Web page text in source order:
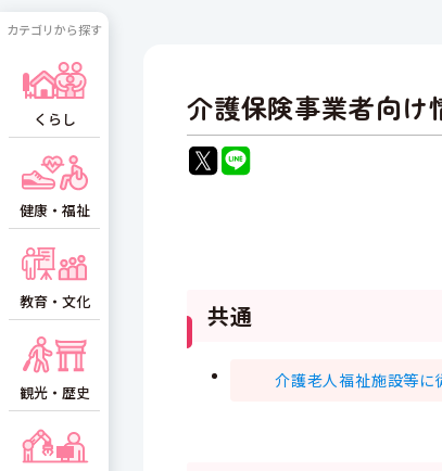
介護保険事業者向け
共通
介護老人福祉施設等
カテゴリから探す
くらし
健康・福祉
教育・文化
観光・歴史